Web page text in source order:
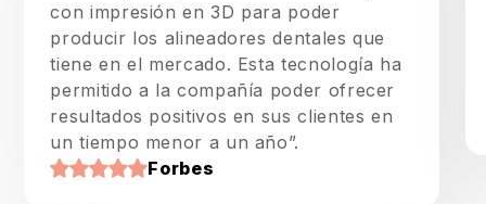
con impresión en 3D para poder
producir los alineadores dentales que
tiene en el mercado. Esta tecnología ha
permitido a la compañía poder ofrecer
resultados positivos en sus clientes en
un tiempo menor a un año”.
Forbes